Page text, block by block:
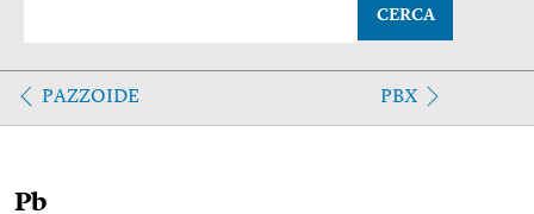
CERCA
PAZZOIDE PBX
Pb